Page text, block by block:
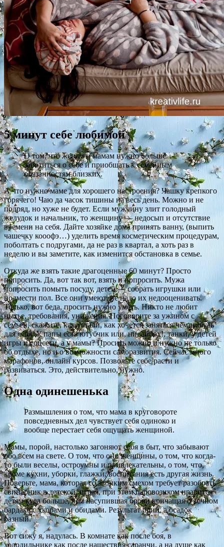
5 минут себе любимой
О том, что женам и мамам нужно больше
заботиться о себе и приобщать к семейным
обязанностям близких.
А что нужно маме для хорошего настроения? Чашку крепкого
горячего! Чаю да часок тишины на весь день. Можно и не
подряд, но хуже не будет. Если мужчину злит голодный
желудок и начальник, то женщину — недосып и отсутствие
времени на себя. Дайте хозяйке дома принять ванну, (выпить
чашечку кооофэ…) уделить время косметическим процедурам,
поболтать с подругами, да не раз в квартал, а хоть раз в
неделю и вы заметите, как изменится обстановка в семье.
Откуда же взять такие драгоценные 60 минут? Просто
попросить. Да, вот так вот, взять и попросить. Мужа
попросить помыть посуду, детей — собрать игрушки или
подмести пол. Все они умеют, не надо их недооценивать.
Только, вот беда, просить нужно уметь. Никто не любит
нытье, требования, унижения. Поговорите за ужином с
семьёй, скажите, как устали, как хочется заняться чем-нибудь
для себя. У папы есть ютубчик или, нидайбох!, танки, у детей
игры и соцсети, а у мамы? Просить можно и нужно не только
об отдыхе, но и о возможности саморазвития. Сейчас много
марафонов, онлайн курсов. Позвольте себе расти и
развиваться. Это, действительно, нужно.
Одна одинешенька
Размышления о том, что мама в круговороте
повседневных дел чувствует себя одиноко и
вообще перестает себя ощущать женщиной.
Мамы, порой, настолько загоняют себя в быт, что забывают
обо всем на свете. О том, что они женщины, о том, что когда-
то были веселы, остроумны и привлекательны, о том, что,
кроме кухни, уборки, глажки, воспитания есть другая жизнь.
Поверьте, мама, которая со звонким смехом требует разобрать
свинарник в детской, играя, при этом паровозиком нравится
детям куда больше, чем насупившая брови кричащая о вечном
бардаке с укорами и обидами. Результат один, а осадок
разный.
Вот сижу я, надулась. В комнате как после боя, в
холодильнике как после нашествия саранчи, а на душе как